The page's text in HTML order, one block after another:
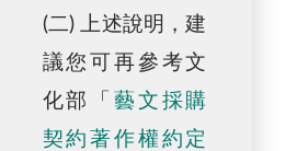
(二) 上述說明，建
議您可再參考文
化部「 藝文採購
契約著作權約定